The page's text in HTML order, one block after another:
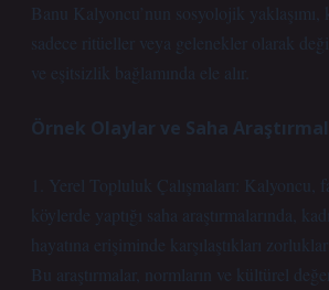
Banu Kalyoncu’nun sosyolojik
sadece ritüeller veya gelenekler olarak
ve eşitsizlik bağlamında ele alır.
Örnek Olaylar ve Saha
1. Yerel Topluluk Çalışmaları: Kalyoncu,
köylerde yaptığı saha araştırmalarında,
hayatına erişiminde karşılaştıkları
Bu araştırmalar, normların ve kültürel